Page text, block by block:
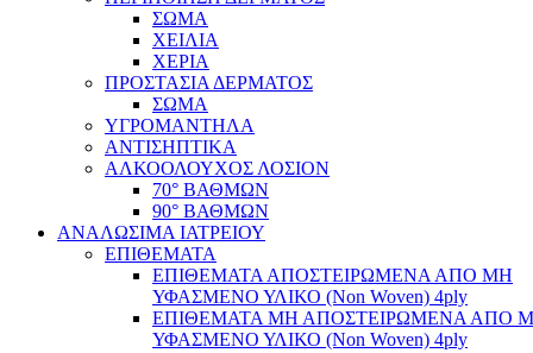
ΣΩΜΑ
ΧΕΙΛΙΑ
ΧΕΡΙΑ
ΠΡΟΣΤΑΣΙΑ ΔΕΡΜΑΤΟΣ
ΣΩΜΑ
ΥΓΡΟΜΑΝΤΗΛΑ
ΑΝΤΙΣΗΠΤΙΚΑ
ΑΛΚΟΟΛΟΥΧΟΣ ΛΟΣΙΟΝ
70° ΒΑΘΜΩΝ
90° ΒΑΘΜΩΝ
ΑΝΑΛΩΣΙΜΑ ΙΑΤΡΕΙΟΥ
ΕΠΙΘΕΜΑΤΑ
ΕΠΙΘΕΜΑΤΑ ΑΠΟΣΤΕΙΡΩΜΕΝΑ ΑΠΟ ΜΗ
ΥΦΑΣΜΕΝΟ ΥΛΙΚΟ (Non Woven) 4ply
ΕΠΙΘΕΜΑΤΑ ΜΗ ΑΠΟΣΤΕΙΡΩΜΕΝΑ ΑΠΟ
ΥΦΑΣΜΕΝΟ ΥΛΙΚΟ (Non Woven) 4ply